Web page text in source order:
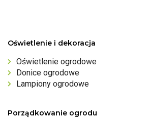
Oświetlenie i dekoracja
Oświetlenie ogrodowe
Donice ogrodowe
Lampiony ogrodowe
Porządkowanie ogrodu